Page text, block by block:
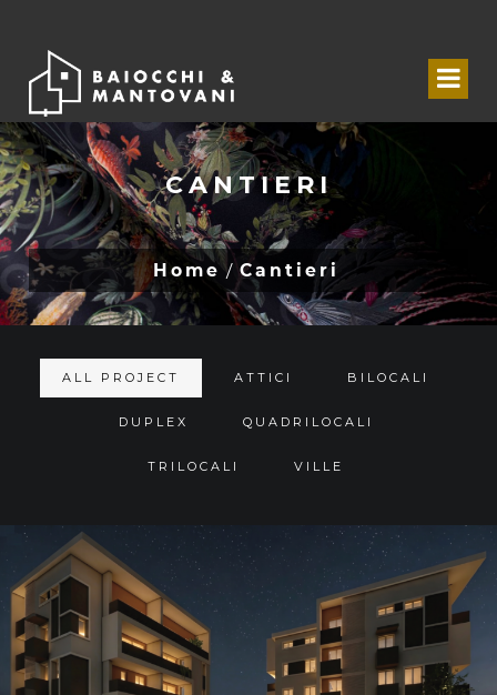
CANTIERI
Home Cantieri
ALL PROJECT ATTICI BILOCALI
DUPLEX QUADRILOCALI
TRILOCALI VILLE